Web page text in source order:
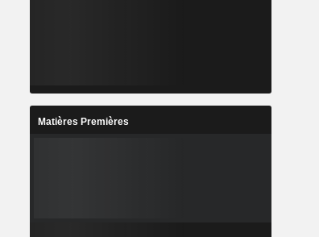
Matières Premières